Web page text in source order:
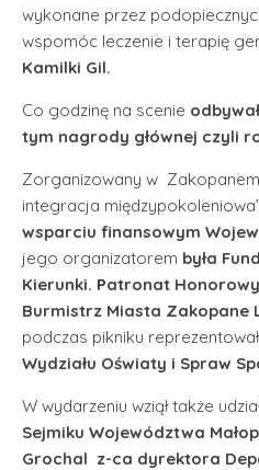
wykonane przez
wspomóc leczenie i terapię
Kamilki Gil.
Co godzinę na scenie
tym nagrody głównej czyli
Zorganizowany w
integracja
wsparciu finansowym
jego organizatorem była
Kierunki. Patronat Honorowy
Burmistrz Miasta Zakopane
podczas pikniku
Wydziału Oświaty i Spraw
W wydarzeniu wziął także
Sejmiku Województwa
Grochal z-ca dyrektora